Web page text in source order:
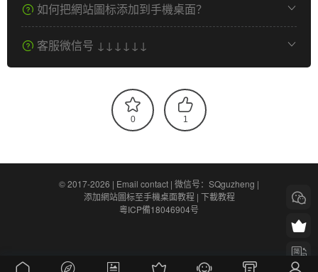
如何把網站圖标添加到手機桌面？
客服微信号 ↓↓↓↓↓↓
0 1
© 2017-2026 | Email contact | 微信号：SQguzheng |
添加網站圖标至手機桌面教程| 下載教程
粵ICP備18046904号